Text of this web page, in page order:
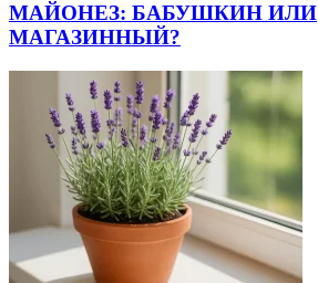
МАЙОНЕЗ: БАБУШКИН ИЛИ
МАГАЗИННЫЙ?